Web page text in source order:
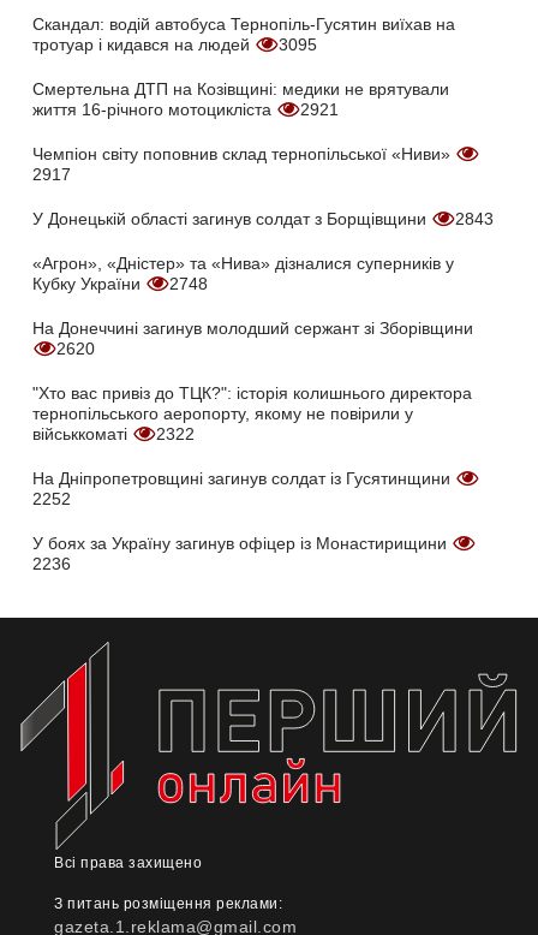
Скандал: водій автобуса Тернопіль-Гусятин виїхав на
тротуар і кидався на людей
3095
Смертельна ДТП на Козівщині: медики не врятували
життя 16-річного мотоцикліста
2921
Чемпіон світу поповнив склад тернопільської «Ниви»
2917
У Донецькій області загинув солдат з Борщівщини 2843
«Агрон», «Дністер» та «Нива» дізналися суперників у
Кубку України
2748
На Донеччині загинув молодший сержант зі Зборівщини
2620
"Хто вас привіз до ТЦК?": історія колишнього директора
тернопільського аеропорту, якому не повірили у
військкоматі
2322
На Дніпропетровщині загинув солдат із Гусятинщини
2252
У боях за Україну загинув офіцер із Монастирищини
2236
Всі права захищено
З питань розміщення реклами:
gazeta.1.reklama@gmail.com